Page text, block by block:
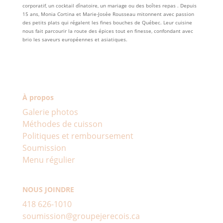
corporatif, un cocktail dînatoire, un mariage ou des boîtes repas . Depuis
15 ans, Monia Cortina et Marie-Josée Rousseau mitonnent avec passion
des petits plats qui régalent les fines bouches de Québec. Leur cuisine
nous fait parcourir la route des épices tout en finesse, confondant avec
brio les saveurs européennes et asiatiques.
À propos
Galerie photos
Méthodes de cuisson
Politiques et remboursement
Soumission
Menu régulier
NOUS JOINDRE
418 626-1010
soumission@groupejerecois.ca